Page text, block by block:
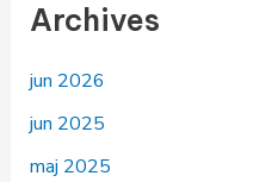
Archives
jun 2026
jun 2025
maj 2025